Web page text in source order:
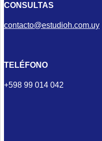
CONSULTAS
contacto@estudioh.com.uy
TELÉFONO
+598 99 014 042